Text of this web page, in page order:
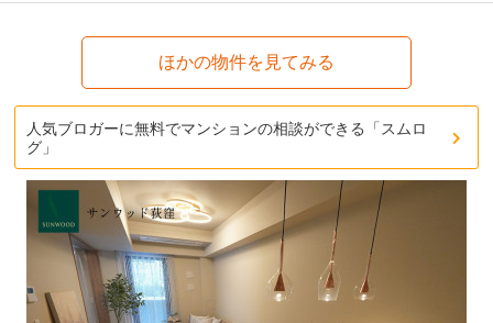
ほかの物件を見てみる
人気ブロガーに無料でマンションの相談ができる「スムロ
グ」